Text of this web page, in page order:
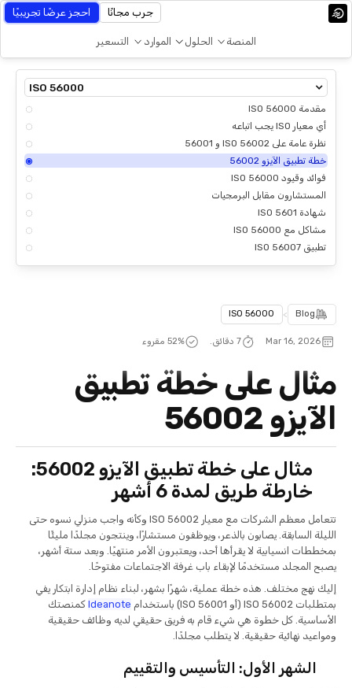
المنصة الحلول الموارد التسعير
جرب مجانًا احجز عرضًا تجريبيًا
ISO 56000
مقدمة ISO 56000
أي معيار ISO يجب اتباعه
نظرة عامة على ISO 56002 و 56001
خطة تطبيق الآيزو 56002
فوائد وقيود ISO 56000
المستشارون مقابل البرمجيات
شهادة ISO 5601
مشاكل مع ISO 56000
تطبيق ISO 56007
Blog
>
ISO 56000
Mar 16, 2026 7 دقائق. 52% مقروء
مثال على خطة تطبيق
الآيزو 56002
مثال على خطة تطبيق الآيزو 56002:
خارطة طريق لمدة 6 أشهر
تتعامل معظم الشركات مع معيار ISO 56002 وكأنه واجب منزلي نسوه حتى
الليلة السابقة. يصابون بالذعر، ويوظفون مستشارًا، وينتجون مجلدًا مليئًا
بمخططات انسيابية لا يقرأها أحد، ويعتبرون الأمر منتهيًا. وبعد ستة أشهر،
يصبح المجلد مستخدمًا لإبقاء باب غرفة الاجتماعات مفتوحًا.
إليك نهج مختلف. هذه خطة عملية، شهرًا بشهر، لبناء نظام إدارة ابتكار يفي
بمتطلبات ISO 56002 (أو ISO 56001) باستخدام
Ideanote كمنصتك
الأساسية. كل خطوة هي شيء قام به فريق حقيقي لديه وظائف حقيقية
ومواعيد نهائية حقيقية. لا يتطلب مجلدًا.
الشهر الأول: التأسيس والتقييم